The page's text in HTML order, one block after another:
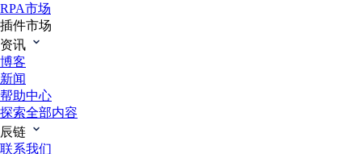
RPA市场
插件市场
资讯
博客
新闻
帮助中心
探索全部内容
辰链
联系我们